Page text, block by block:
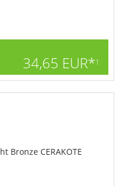
34,65 EUR*1